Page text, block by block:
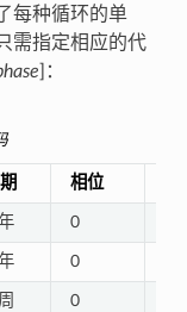
每种循环的单
需指定相应的代
]：
相位
0
0
0